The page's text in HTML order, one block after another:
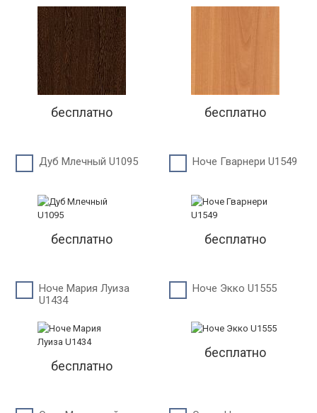
бесплатно бесплатно
Дуб Млечный U1095
бесплатно
Ноче Гварнери U1549
бесплатно
Ноче Мария Луиза
U1434
бесплатно
Ноче Экко U1555
бесплатно